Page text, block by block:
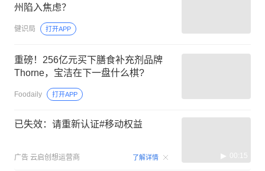
州陷入焦虑？
健识局 打开APP
重磅！256亿元买下膳食补充剂品牌
Thorne，宝洁在下一盘什么棋?
Foodaily 打开APP
已失效：请重新认证#移动权益
广告 云启创想运营商 了解详情 00:15